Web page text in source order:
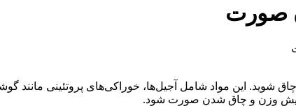
صورت
چاق شوید. این مواد شامل آجیل‌ها، خوراکی‌های پروتئینی
وزن و چاق شدن صورت شود.